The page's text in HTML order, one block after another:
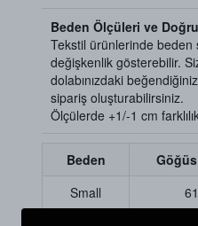
Beden Ölçüleri ve
Tekstil ürünlerinde
değişkenlik gösterebilir.
dolabınızdaki
sipariş oluşturabilirsiniz.
Ölçülerde +1/-1 cm
Beden
Small
61